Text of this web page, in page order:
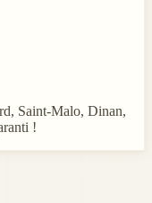
Saint-Malo, Dinan,
!